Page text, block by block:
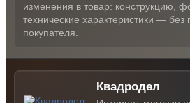
изменения в товар: конструкцию,
технические характеристики —
покупателя.
Квадродел